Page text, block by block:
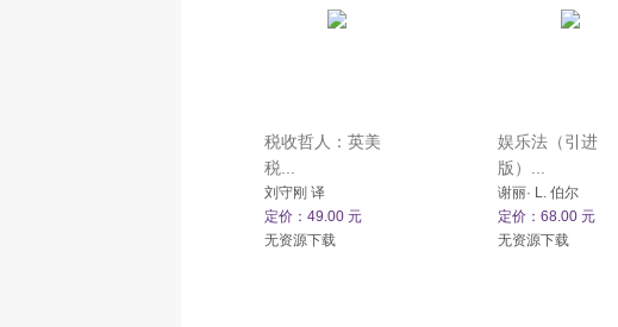
税收哲人：英美
税...
刘守刚 译
定价：49.00 元
无资源下载
娱乐法（引进
版）...
谢丽· L. 伯尔
定价：68.00 元
无资源下载